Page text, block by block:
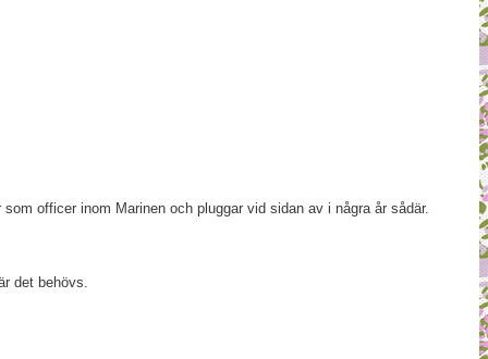
officer inom Marinen och pluggar vid sidan av i några år sådär.
det behövs.